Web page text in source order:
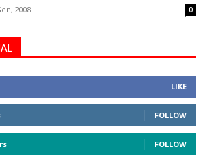
2008 0
LIKE
FOLLOW
FOLLOW